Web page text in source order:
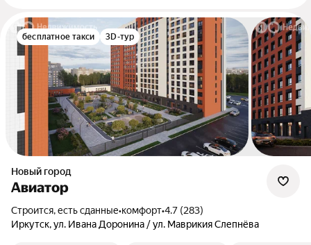
бесплатное такси 3D-тур
Новый город
Авиатор
Строится, есть сданные•комфорт•4.7 (283)
Иркутск, ул. Ивана Доронина / ул. Маврикия Слепнёва